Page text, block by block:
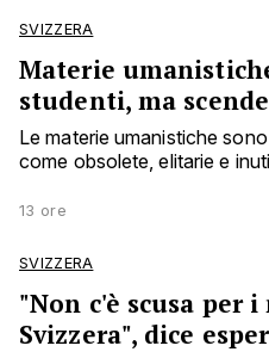
SVIZZERA
Materie
studenti, ma
Le materie umanistiche
come obsolete, elitarie e
13 ore
SVIZZERA
"Non c'è scusa per
Svizzera", dice